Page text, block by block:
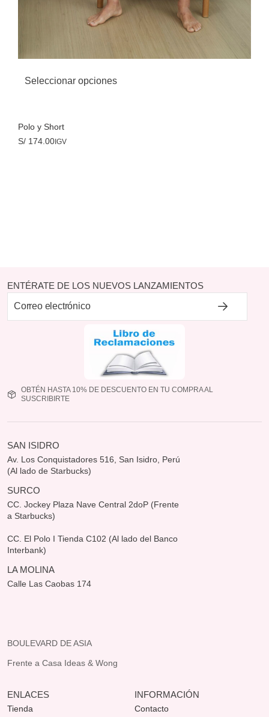
Seleccionar opciones
Polo y Short
S/ 174.00 IGV
ENTÉRATE DE LOS NUEVOS LANZAMIENTOS
OBTÉN HASTA 10% DE DESCUENTO EN TU COMPRA AL
SUSCRIBIRTE
SAN ISIDRO
Av. Los Conquistadores 516, San Isidro, Perú
(Al lado de Starbucks)
SURCO
CC. Jockey Plaza Nave Central 2doP (Frente
a Starbucks)
CC. El Polo I Tienda C102 (Al lado del Banco
Interbank)
LA MOLINA
Calle Las Caobas 174
BOULEVARD DE ASIA
Frente a Casa Ideas & Wong
ENLACES
Tienda
INFORMACIÓN
Contacto